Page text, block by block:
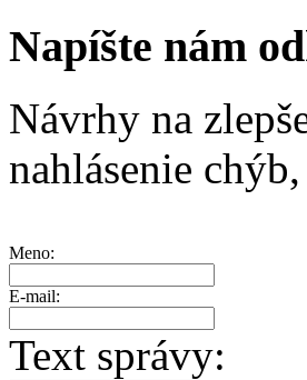
Napíšte nám
Návrhy na
nahlásenie
Meno:
E-mail:
Text správy: